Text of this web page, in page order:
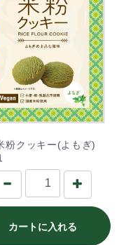
粉クッキー(よもぎ)
カートに入れる